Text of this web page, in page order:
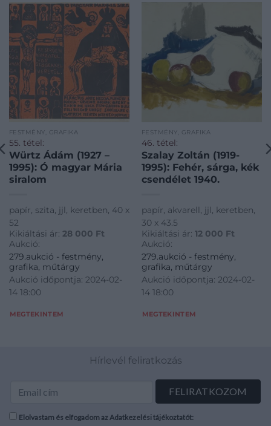
FESTMÉNY, GRAFIKA
55. tétel:
Würtz Ádám (1927 –
1995): Ó magyar Mária
siralom
papír, szita, jjl, keretben, 40 x
52
Kikiáltási ár: 28 000 Ft
Aukció:
279.aukció - festmény,
grafika, műtárgy
Aukció időpontja: 2024-02-
14 18:00
MEGTEKINTEM
FESTMÉNY, GRAFIKA
46. tétel:
Szalay Zoltán (1919-
1995): Fehér, sárga, kék
csendélet 1940.
papír, akvarell, jjl, keretben,
30 x 43.5
Kikiáltási ár: 12 000 Ft
Aukció:
279.aukció - festmény,
grafika, műtárgy
Aukció időpontja: 2024-02-
14 18:00
MEGTEKINTEM
Hírlevél feliratkozás
Elolvastam és elfogadom az Adatkezelési tájékoztatót: